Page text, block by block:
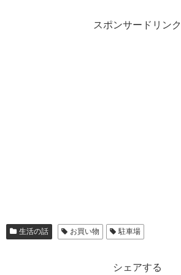
スポンサードリンク
生活の話 お買い物 駐車場
シェアする